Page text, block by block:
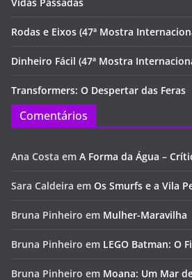
Rodas e Eixos (47ª Mostra
Dinheiro Fácil (47ª Mostra
Transformers: O Despertar das Feras
Comentários
Ana Costa em A Forma da Água –
Sara Caldeira em Os Smurfs e a Vila
Bruna Pinheiro em Mulher-Maravilha
Bruna Pinheiro em LEGO Batman: O
Bruna Pinheiro em Moana: Um Mar